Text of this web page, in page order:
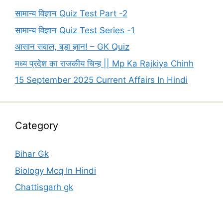
सामान्य विज्ञान Quiz Test Part -2
सामान्य विज्ञान Quiz Test Series -1
आसान सवाल, बड़ा ज्ञान! – GK Quiz
मध्य प्रदेश का राजकीय चिन्ह || Mp Ka Rajkiya Chinh
15 September 2025 Current Affairs In Hindi
Category
Bihar Gk
Biology Mcq In Hindi
Chattisgarh gk